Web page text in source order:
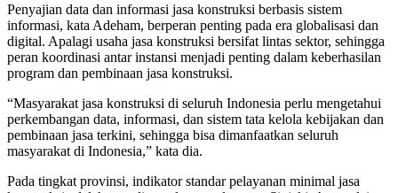
Penyajian data dan informasi jasa konstruksi berbasis sistem
informasi, kata Adeham, berperan penting pada era globalisasi dan
digital. Apalagi usaha jasa konstruksi bersifat lintas sektor, sehingga
peran koordinasi antar instansi menjadi penting dalam keberhasilan
program dan pembinaan jasa konstruksi.
“Masyarakat jasa konstruksi di seluruh Indonesia perlu mengetahui
perkembangan data, informasi, dan sistem tata kelola kebijakan dan
pembinaan jasa terkini, sehingga bisa dimanfaatkan seluruh
masyarakat di Indonesia,” kata dia.
Pada tingkat provinsi, indikator standar pelayanan minimal jasa